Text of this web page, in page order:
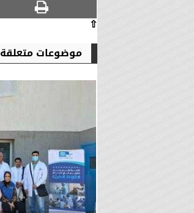
⇧
موضوعات متعلقة